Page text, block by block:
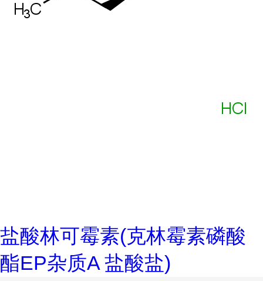
盐酸林可霉素(克林霉素磷酸
酯EP杂质A 盐酸盐)